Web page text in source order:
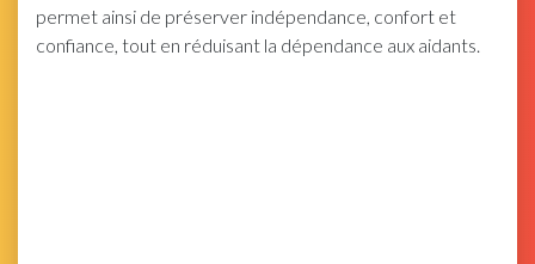
permet ainsi de préserver indépendance, confort et
confiance, tout en réduisant la dépendance aux aidants.